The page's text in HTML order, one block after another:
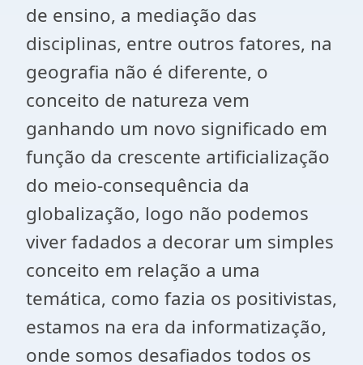
de ensino, a mediação das
disciplinas, entre outros fatores, na
geografia não é diferente, o
conceito de natureza vem
ganhando um novo significado em
função da crescente artificialização
do meio-consequência da
globalização, logo não podemos
viver fadados a decorar um simples
conceito em relação a uma
temática, como fazia os positivistas,
estamos na era da informatização,
onde somos desafiados todos os